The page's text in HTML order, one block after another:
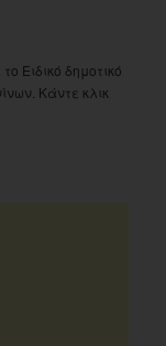
Ειδικό δημοτικό
Κάντε κλικ